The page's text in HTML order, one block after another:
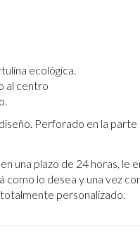
ecológica.
al centro
Perforado en la
una plazo de 24 horas, le
como lo desea y una vez
personalizado.